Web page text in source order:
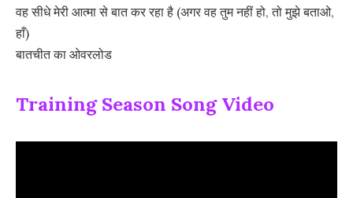
वह सीधे मेरी आत्मा से बात कर रहा है (अगर वह तुम नहीं हो, तो मुझे बताओ,
हाँ)
बातचीत का ओवरलोड
Training Season Song Video